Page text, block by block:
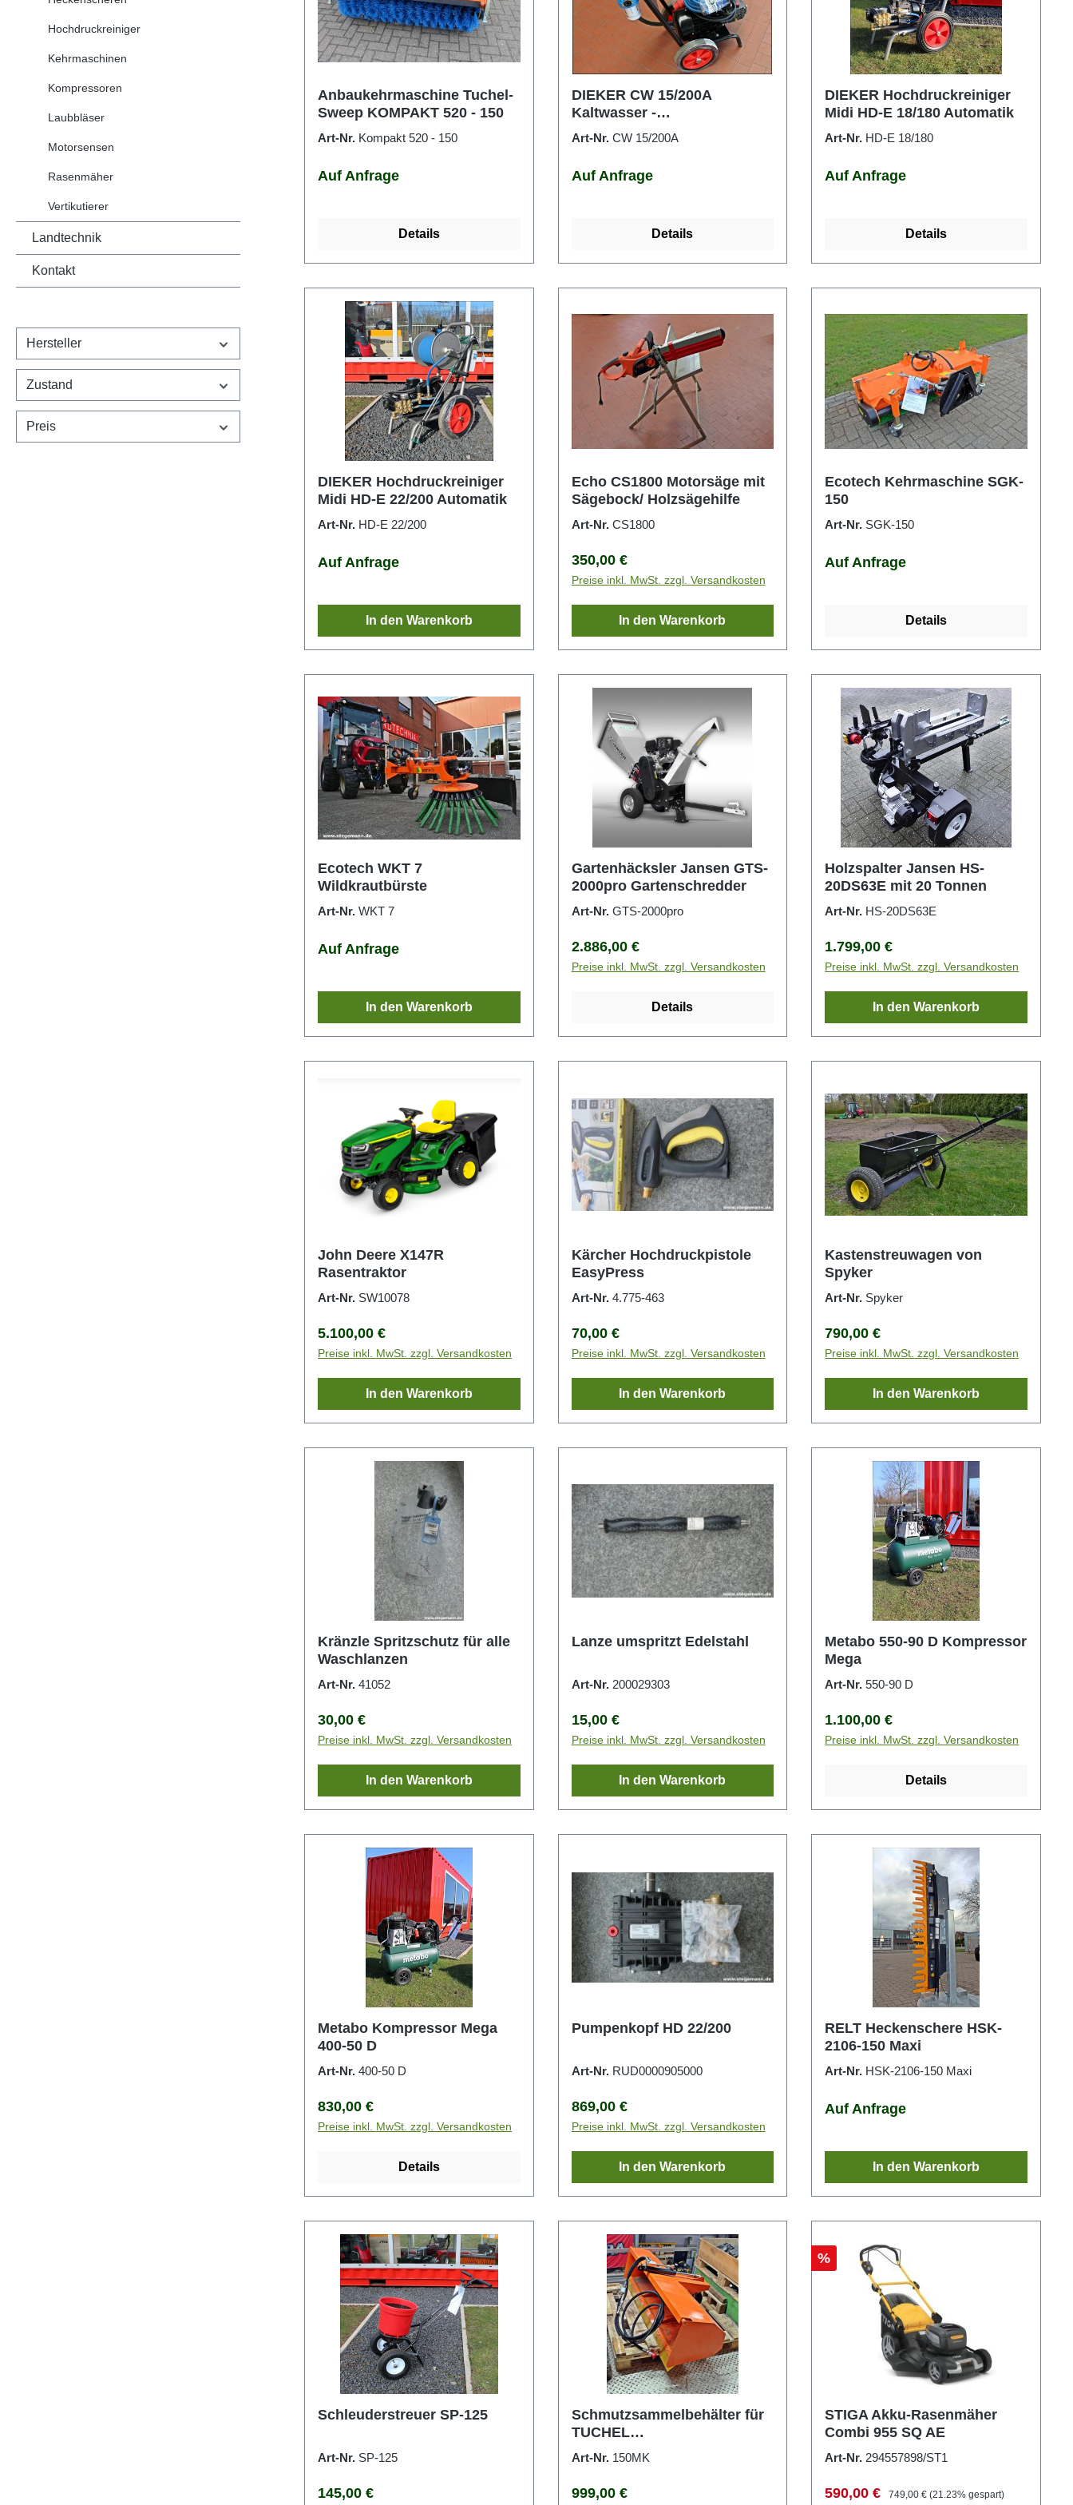
Hochdruckreiniger
Kehrmaschinen
Kompressoren
Laubbläser
Motorsensen
Rasenmäher
Vertikutierer
Landtechnik
Kontakt
Hersteller
Zustand
Preis
Anbaukehrmaschine Tuchel-
Sweep KOMPAKT 520 - 150
Art-Nr. Kompakt 520 - 150
Auf Anfrage
Details
DIEKER CW 15/200A
Kaltwasser -
Hochdruckreiniger
Art-Nr. CW 15/200A
Auf Anfrage
Details
DIEKER Hochdruckreiniger
Midi HD-E 18/180 Automatik
Art-Nr. HD-E 18/180
Auf Anfrage
Details
DIEKER Hochdruckreiniger
Midi HD-E 22/200 Automatik
Art-Nr. HD-E 22/200
Auf Anfrage
In den Warenkorb
Echo CS1800 Motorsäge mit
Sägebock/ Holzsägehilfe
Art-Nr. CS1800
Regulärer Preis:
350,00 €
Preise inkl. MwSt. zzgl. Versandkosten
In den Warenkorb
Ecotech Kehrmaschine SGK-
150
Art-Nr. SGK-150
Auf Anfrage
Details
Ecotech WKT 7
Wildkrautbürste
Art-Nr. WKT 7
Auf Anfrage
In den Warenkorb
Gartenhäcksler Jansen GTS-
2000pro Gartenschredder
Art-Nr. GTS-2000pro
Regulärer Preis:
2.886,00 €
Preise inkl. MwSt. zzgl. Versandkosten
Details
Holzspalter Jansen HS-
20DS63E mit 20 Tonnen
Art-Nr. HS-20DS63E
Regulärer Preis:
1.799,00 €
Preise inkl. MwSt. zzgl. Versandkosten
In den Warenkorb
John Deere X147R
Rasentraktor
Art-Nr. SW10078
Regulärer Preis:
5.100,00 €
Preise inkl. MwSt. zzgl. Versandkosten
In den Warenkorb
Kärcher Hochdruckpistole
EasyPress
Art-Nr. 4.775-463
Regulärer Preis:
70,00 €
Preise inkl. MwSt. zzgl. Versandkosten
In den Warenkorb
Kastenstreuwagen von
Spyker
Art-Nr. Spyker
Regulärer Preis:
790,00 €
Preise inkl. MwSt. zzgl. Versandkosten
In den Warenkorb
Kränzle Spritzschutz für alle
Waschlanzen
Art-Nr. 41052
Regulärer Preis:
30,00 €
Preise inkl. MwSt. zzgl. Versandkosten
In den Warenkorb
Lanze umspritzt Edelstahl
Art-Nr. 200029303
Regulärer Preis:
15,00 €
Preise inkl. MwSt. zzgl. Versandkosten
In den Warenkorb
Metabo 550-90 D Kompressor
Mega
Art-Nr.550-90 D
Regulärer Preis:
1.100,00 €
Preise inkl. MwSt. zzgl. Versandkosten
Details
Metabo Kompressor Mega
400-50 D
Art-Nr. 400-50 D
Regulärer Preis:
830,00 €
Preise inkl. MwSt. zzgl. Versandkosten
Details
Pumpenkopf HD 22/200
Art-Nr. RUD0000905000
Regulärer Preis:
869,00 €
Preise inkl. MwSt. zzgl. Versandkosten
In den Warenkorb
RELT Heckenschere HSK-
2106-150 Maxi
Art-Nr. HSK-2106-150 Maxi
Auf Anfrage
In den Warenkorb
Schleuderstreuer SP-125
Art-Nr. SP-125
Regulärer Preis:
145,00 €
Schmutzsammelbehälter für
TUCHEL
Sweep Kehrmaschine
Art-Nr. 150MK
Regulärer Preis:
999,00 €
Rabatt
%
STIGA Akku-Rasenmäher
Combi 955 SQ AE
Art-Nr. 294557898/ST1
Verkaufspreis:
590,00 € Regulärer Preis:
749,00 € (21.23% gespart)